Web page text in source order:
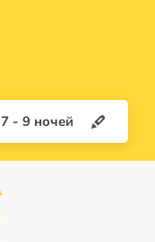
7 - 9 ночей